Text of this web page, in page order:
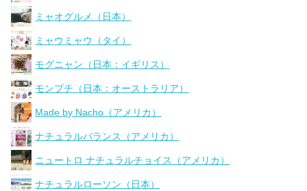
ミャオグルメ（日本）
ミャウミャウ（タイ）
モグニャン（日本：イギリス）
モンプチ（日本：オーストラリア）
Made by Nacho（アメリカ）
ナチュラルバランス（アメリカ）
ニュートロ ナチュラルチョイス（アメリカ）
ナチュラルローソン（日本）